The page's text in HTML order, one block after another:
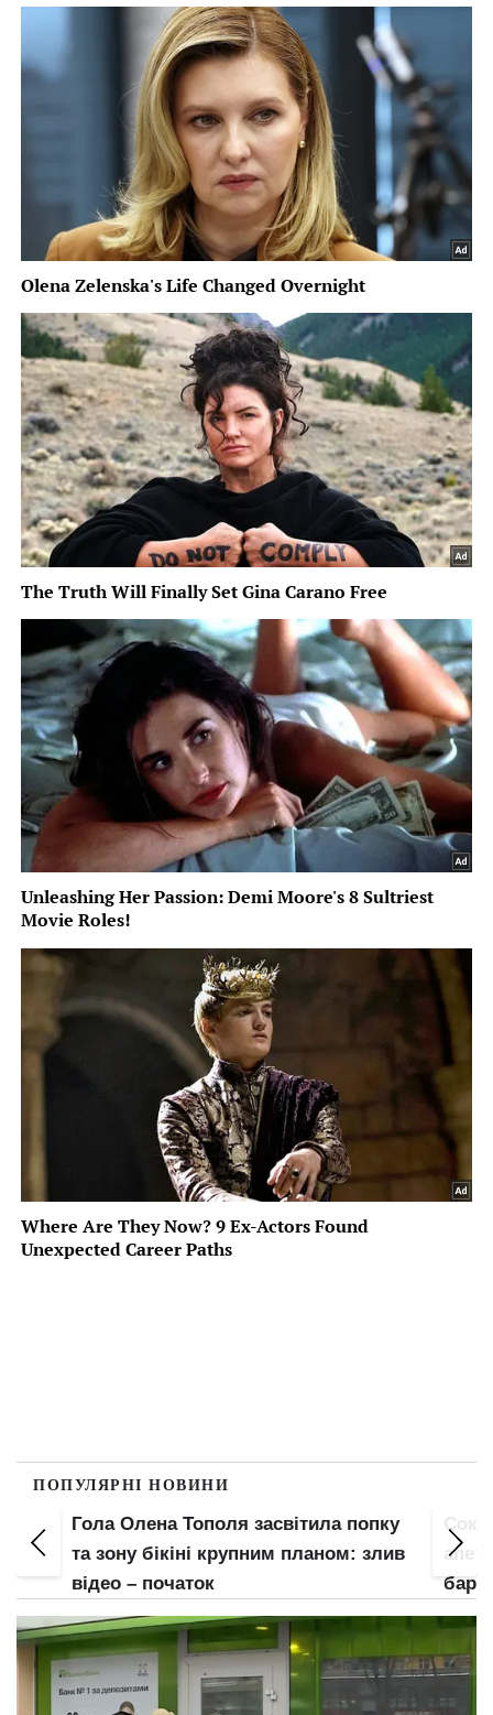
ПОПУЛЯРНІ НОВИНИ
Соковита Анна Трінчер оголила
апетитні груди і нижче пояса: ось це
барсетка
зона